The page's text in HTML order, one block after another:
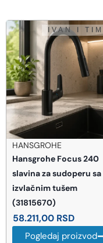
HANSGROHE
Hansgrohe Focus 240
slavina za sudoperu sa
izvlačnim tušem
(31815670)
58.211,00 RSD
Pogledaj proizvod